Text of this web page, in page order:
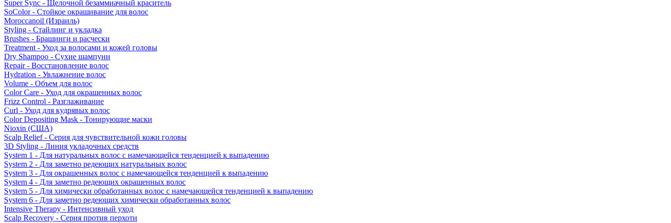
Super Sync - Щелочной безаммиачный краситель
SoColor - Стойкое окрашивание для волос
Moroccanoil (Израиль)
Styling - Стайлинг и укладка
Brushes - Брашинги и расчески
Treatment - Уход за волосами и кожей головы
Dry Shampoo - Сухие шампуни
Repair - Восстановление волос
Hydration - Увлажнение волос
Volume - Объем для волос
Color Care - Уход для окрашенных волос
Frizz Control - Разглаживание
Curl - Уход для кудрявых волос
Color Depositing Mask - Тонирующие маски
Nioxin (США)
Scalp Relief - Серия для чувствительной кожи головы
3D Styling - Линия укладочных средств
System 1 - Для натуральных волос с намечающейся тенденцией к выпадению
System 2 - Для заметно редеющих натуральных волос
System 3 - Для окрашенных волос с намечающейся тенденцией к выпадению
System 4 - Для заметно редеющих окрашенных волос
System 5 - Для химически обработанных волос с намечающейся тенденцией к выпадению
System 6 - Для заметно редеющих химически обработанных волос
Intensive Therapy - Интенсивный уход
Scalp Recovery - Серия против перхоти